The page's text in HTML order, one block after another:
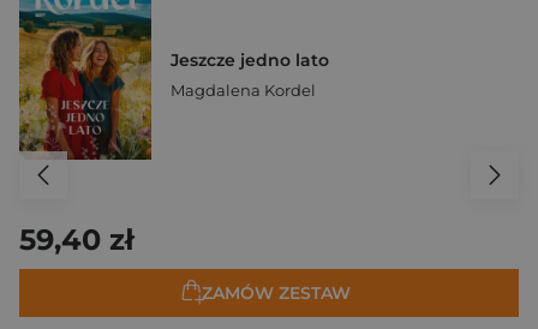
Jeszcze jedno lato
Magdalena Kordel
59,40 zł
ZAMÓW ZESTAW